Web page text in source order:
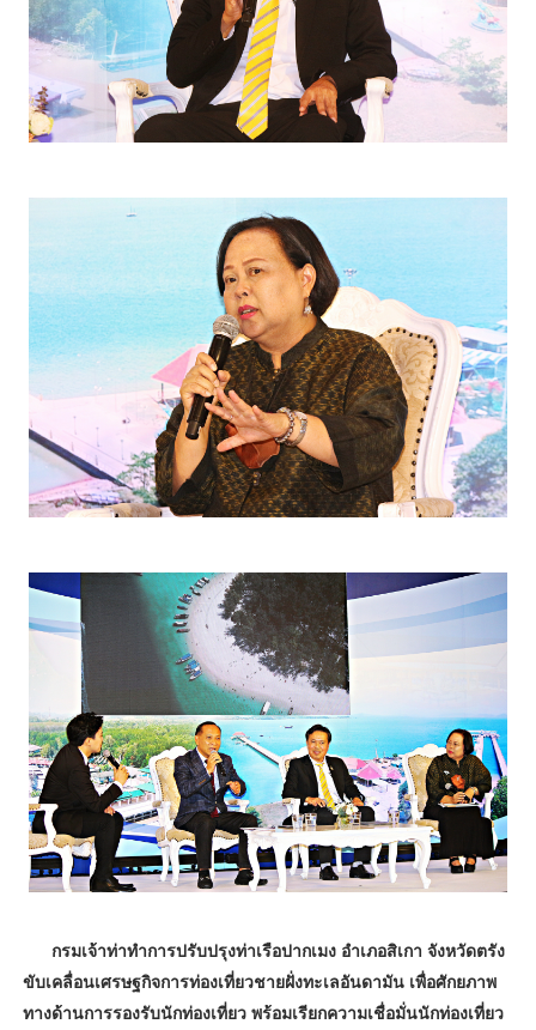
กรมเจ้าท่าทำการปรับปรุงท่าเรือปากเมง อำเภอสิเกา จังหวัดตรัง
ขับเคลื่อนเศรษฐกิจการท่องเที่ยวชายฝั่งทะเลอันดามัน เพื่อศักยภาพ
ทางด้านการรองรับนักท่องเที่ยว พร้อมเรียกความเชื่อมั่นนักท่องเที่ยว